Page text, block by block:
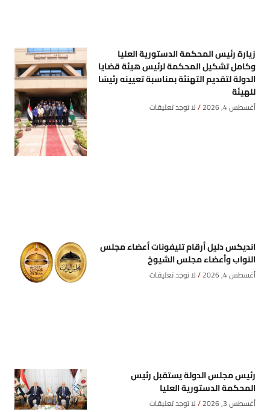
زيارة رئيس المحكمة الدستورية العليا
وكامل تشكيل المحكمة لرئيس هيئة قضايا
الدولة لتقديم التهنئة بمناسبة تعيينه رئيسًا
للهيئة
أغسطس 4, 2026 لا توجد تعليقات
انديكس دليل أرقام تليفونات أعضاء مجلس
النواب وأعضاء مجلس الشيوخ
أغسطس 4, 2026 لا توجد تعليقات
رئيس مجلس الدولة يستقبل رئيس
المحكمة الدستورية العليا
أغسطس 3, 2026 لا توجد تعليقات